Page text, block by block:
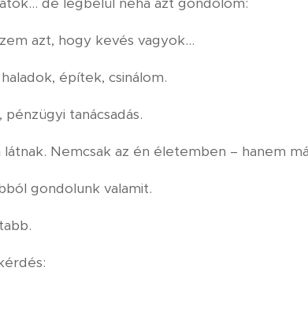
azt, hogy kevés vagyok…
építek, csinálom.
tanácsadás.
Nemcsak az én életemben – hanem
gondolunk valamit.